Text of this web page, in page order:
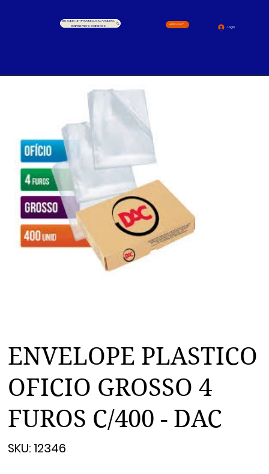
Busque um Produto, ex.: Arquivo,
cardernos, canetas
4000-1517
Login
ENVELOPE PLASTICO
OFICIO GROSSO 4
FUROS C/400 - DAC
SKU:
12346
12346